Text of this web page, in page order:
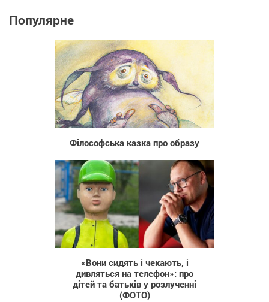
Популярне
22 243
Філософська казка про образу
119
«Вони сидять і чекають, і
дивляться на телефон»: про
дітей та батьків у розлученні
(ФОТО)